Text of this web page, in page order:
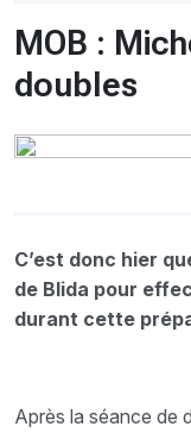
MOB :
doubles
C’est donc hier
de Blida pour
durant cette
Après la séance de